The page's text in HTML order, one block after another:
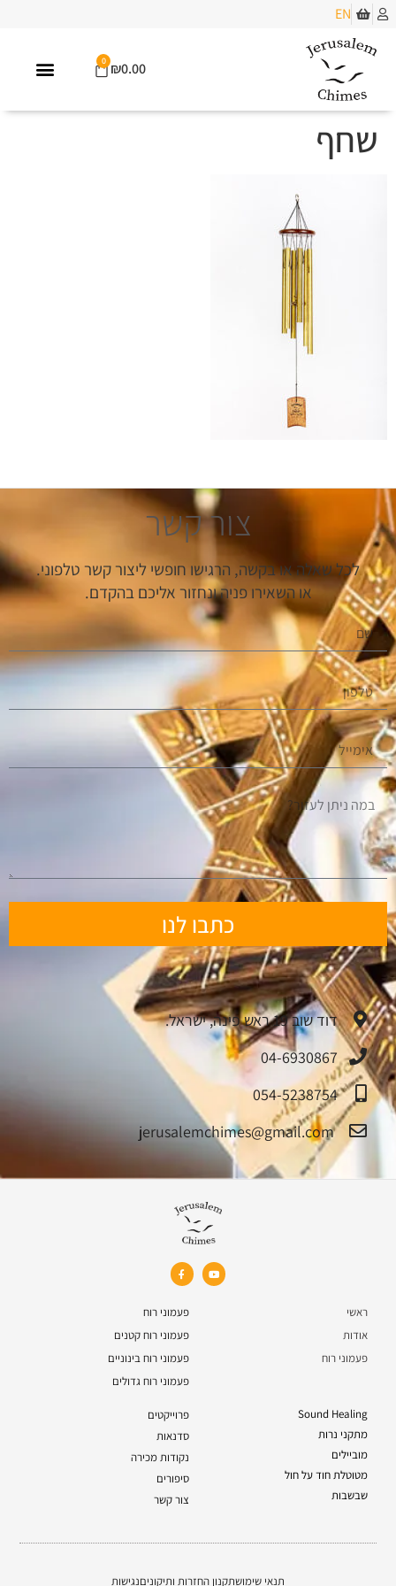
EN
₪0.00
0
שחף
צור קשר
לכל שאלה או בקשה, הרגישו חופשי ליצור קשר טלפוני.
או השאירו פניה ונחזור אליכם בהקדם.
כתבו לנו
דוד שוב 19 ראש פינה, ישראל.
04-6930867
054-5238754
jerusalemchimes@gmail.com‏
ראשי
אודות
פעמוני רוח
פעמוני רוח
פעמוני רוח קטנים
פעמוני רוח בינוניים
פעמוני רוח גדולים
Sound Healing
מתקני נרות
מוביילים
מטוטלת חוד על חול
שבשבות
פרוייקטים
סדנאות
נקודות מכירה
סיפורים
צור קשר
תנאי שימושתקנון החזרות ותיקוניםנגישות